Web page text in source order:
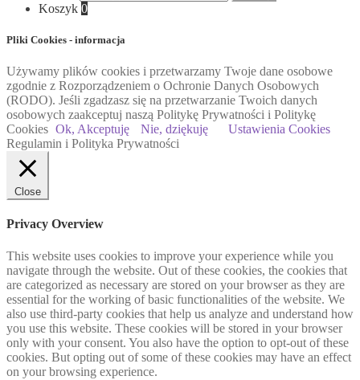
Koszyk 0
Pliki Cookies - informacja
Używamy plików cookies i przetwarzamy Twoje dane osobowe
zgodnie z Rozporządzeniem o Ochronie Danych Osobowych
(RODO). Jeśli zgadzasz się na przetwarzanie Twoich danych
osobowych zaakceptuj naszą Politykę Prywatności i Politykę
Cookies Ok, Akceptuję Nie, dziękuję
Ustawienia Cookies
Regulamin i Polityka Prywatności
Close
Privacy Overview
This website uses cookies to improve your experience while you
navigate through the website. Out of these cookies, the cookies that
are categorized as necessary are stored on your browser as they are
essential for the working of basic functionalities of the website. We
also use third-party cookies that help us analyze and understand how
you use this website. These cookies will be stored in your browser
only with your consent. You also have the option to opt-out of these
cookies. But opting out of some of these cookies may have an effect
on your browsing experience.